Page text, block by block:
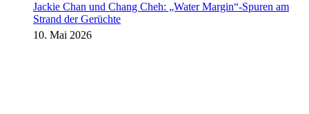
Jackie Chan und Chang Cheh: „Water Margin“-Spuren am
Strand der Gerüchte
10. Mai 2026